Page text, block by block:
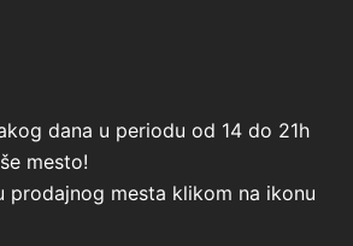
dana u periodu od 14 do 21h
mesto!
prodajnog mesta klikom na ikonu